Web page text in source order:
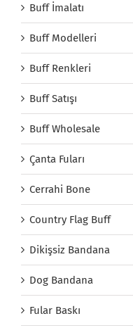
Buff İmalatı
Buff Modelleri
Buff Renkleri
Buff Satışı
Buff Wholesale
Çanta Fuları
Cerrahi Bone
Country Flag Buff
Dikişsiz Bandana
Dog Bandana
Fular Baskı